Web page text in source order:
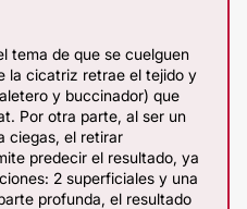
tema de que se cuelguen
la cicatriz retrae el tejido y
y buccinador) que
Por otra parte, al ser un
ciegas, el retirar
predecir el resultado, ya
2 superficiales y una
profunda, el resultado